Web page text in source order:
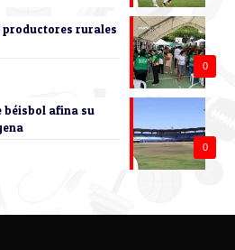
0
rurales
0
béisbol afina su